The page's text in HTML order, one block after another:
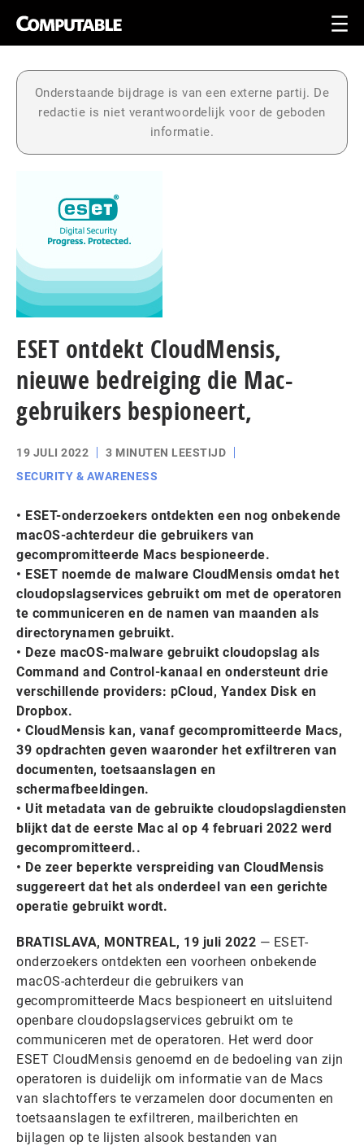
Onderstaande bijdrage is van een externe partij. De
redactie is niet verantwoordelijk voor de geboden
informatie.
ESET ontdekt CloudMensis,
nieuwe bedreiging die Mac-
gebruikers bespioneert,
19 JULI 2022
3 MINUTEN LEESTIJD
SECURITY & AWARENESS
• ESET-onderzoekers ontdekten een nog onbekende
macOS-achterdeur die gebruikers van
gecompromitteerde Macs bespioneerde.
• ESET noemde de malware CloudMensis omdat het
cloudopslagservices gebruikt om met de operatoren
te communiceren en de namen van maanden als
directorynamen gebruikt.
• Deze macOS-malware gebruikt cloudopslag als
Command and Control-kanaal en ondersteunt drie
verschillende providers: pCloud, Yandex Disk en
Dropbox.
• CloudMensis kan, vanaf gecompromitteerde Macs,
39 opdrachten geven waaronder het exfiltreren van
documenten, toetsaanslagen en
schermafbeeldingen.
• Uit metadata van de gebruikte cloudopslagdiensten
blijkt dat de eerste Mac al op 4 februari 2022 werd
gecompromitteerd..
• De zeer beperkte verspreiding van CloudMensis
suggereert dat het als onderdeel van een gerichte
operatie gebruikt wordt.
BRATISLAVA, MONTREAL, 19 juli 2022 — ESET-
onderzoekers ontdekten een voorheen onbekende
macOS-achterdeur die gebruikers van
gecompromitteerde Macs bespioneert en uitsluitend
openbare cloudopslagservices gebruikt om te
communiceren met de operatoren. Het werd door
ESET CloudMensis genoemd en de bedoeling van zijn
operatoren is duidelijk om informatie van de Macs
van slachtoffers te verzamelen door documenten en
toetsaanslagen te exfiltreren, mailberichten en
bijlagen op te lijsten alsook bestanden van